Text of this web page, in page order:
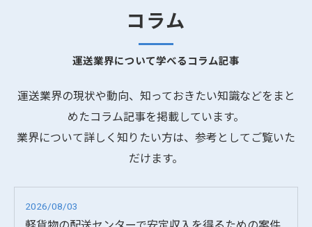
運送業界について学べるコラム記事
コラム
運送業界の現状や動向、知っておきたい知識などをまと
めたコラム記事を掲載しています。
業界について詳しく知りたい方は、参考としてご覧いた
だけます。
2026/08/03